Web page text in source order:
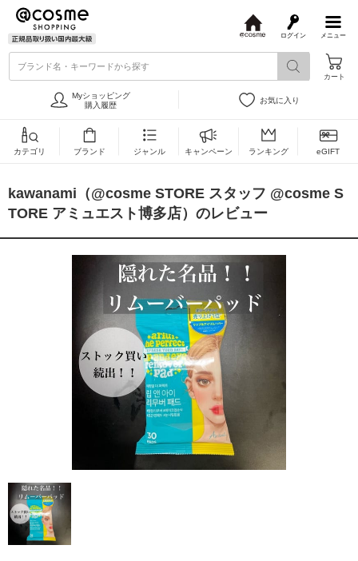
メニュー
ログイン
s
ブランド名・キーワードから探す
カート
Myショッピング
購入履歴
お気に入り
カテゴリ ブランド ジャンル キャンペーン ランキング eGIFT
kawanami（@cosme STORE スタッフ @cosme S
TORE アミュエスト博多店）のレビュー